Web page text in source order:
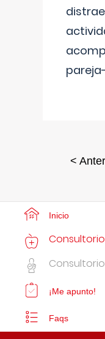
<
Inicio
¡Me apunto!
Faqs